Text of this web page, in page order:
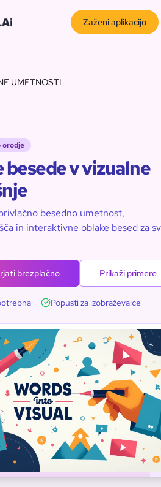
Zaženi aplikacijo
UMETNOSTI
orodje
v vizualne
besedno umetnost,
in interaktivne oblake besed za
brezplačno Prikaži primere
Popusti za izobraževalce